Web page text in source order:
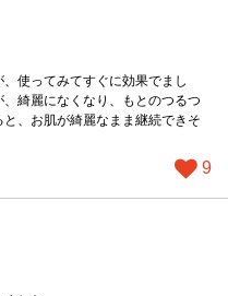
使ってみてすぐに効果でまし
綺麗になくなり、もとのつるつ
、お肌が綺麗なまま継続できそ
9